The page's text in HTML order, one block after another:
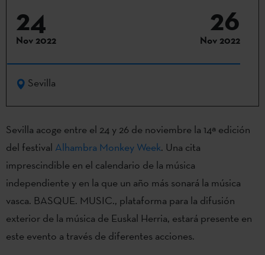
24
Nov 2022
26
Nov 2022
Sevilla
Sevilla acoge entre el 24 y 26 de noviembre la 14ª edición
del festival Alhambra Monkey Week. Una cita
imprescindible en el calendario de la música
independiente y en la que un año más sonará la música
vasca. BASQUE. MUSIC., plataforma para la difusión
exterior de la música de Euskal Herria, estará presente en
este evento a través de diferentes acciones.